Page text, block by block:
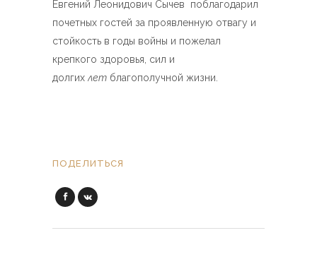
Евгений Леонидович Сычев поблагодарил
почетных гостей за проявленную отвагу и
стойкость в годы войны и пожелал
крепкого здоровья, сил и
долгих лет благополучной жизни.
ПОДЕЛИТЬСЯ